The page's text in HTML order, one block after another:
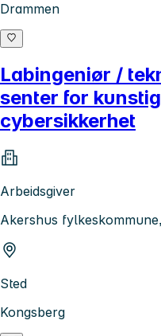
Drammen
Labingeniør /
senter for
cybersikkerhet
Arbeidsgiver
Akershus
Sted
Kongsberg